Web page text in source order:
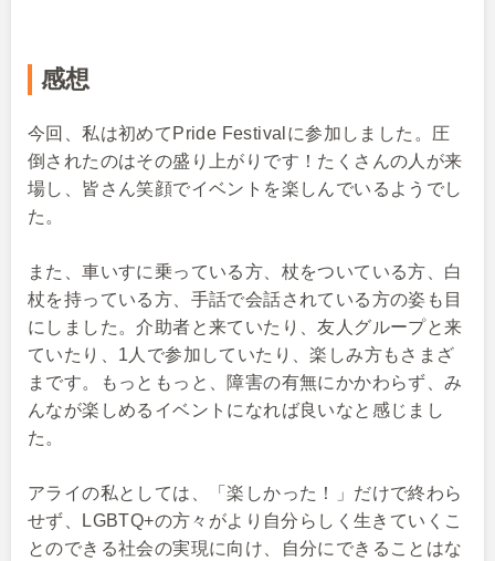
感想
今回、私は初めてPride Festivalに参加しました。圧
倒されたのはその盛り上がりです！たくさんの人が来
場し、皆さん笑顔でイベントを楽しんでいるようでし
た。
また、車いすに乗っている方、杖をついている方、白
杖を持っている方、手話で会話されている方の姿も目
にしました。介助者と来ていたり、友人グループと来
ていたり、1人で参加していたり、楽しみ方もさまざ
まです。もっともっと、障害の有無にかかわらず、み
んなが楽しめるイベントになれば良いなと感じまし
た。
アライの私としては、「楽しかった！」だけで終わら
せず、LGBTQ+の方々がより自分らしく生きていくこ
とのできる社会の実現に向け、自分にできることはな